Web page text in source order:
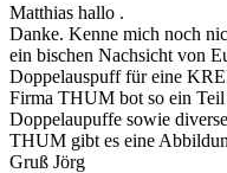
Matthias hallo .
Danke. Kenne mich noch
ein bischen Nachsicht von
Doppelauspuff für eine
Firma THUM bot so ein
Doppelaupuffe sowie
THUM gibt es eine
Gruß Jörg